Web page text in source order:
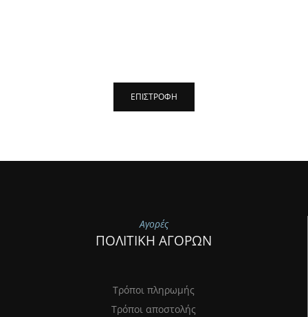
Αγορές
ΠΟΛΙΤΙΚΗ ΑΓΟΡΩΝ
Τρόποι πληρωμής
Τρόποι αποστολής